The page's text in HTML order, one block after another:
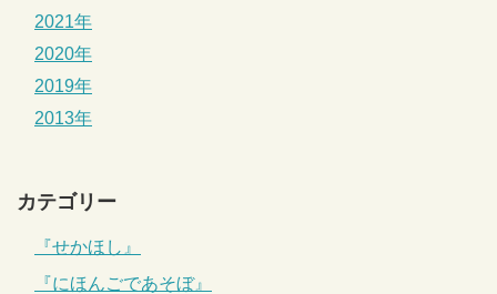
2021年
2020年
2019年
2013年
カテゴリー
『せかほし』
『にほんごであそぼ』